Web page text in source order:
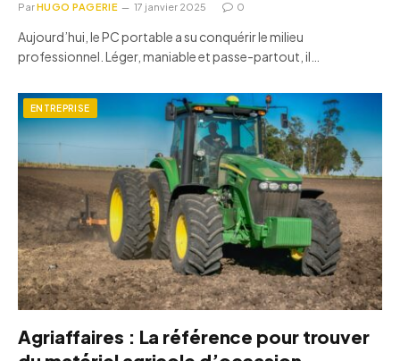
ParHUGO PAGERIE 17 janvier 2025 0
Aujourd’hui, le PC portable a su conquérir le milieu
professionnel. Léger, maniable et passe-partout, il…
ENTREPRISE
Agriaffaires : La référence pour trouver